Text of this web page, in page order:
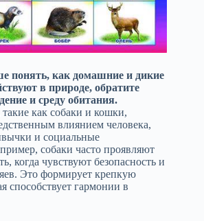
понять, как домашние и дикие
в природе, обратите
и среду обитания.
как собаки и кошки,
влиянием человека,
и социальные
собаки часто проявляют
когда чувствуют безопасность и
Это формирует крепкую
способствует гармонии в